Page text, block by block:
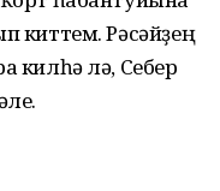
киттем. Рәсәйҙең
килһә лә, Себер